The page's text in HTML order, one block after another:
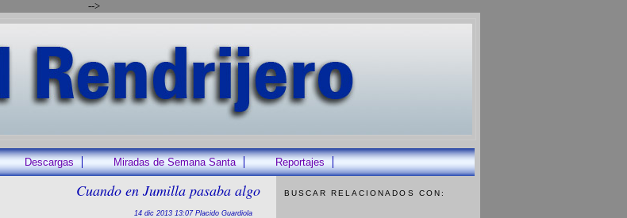
-->
Descargas Miradas de Semana Santa Reportajes
Cuando en Jumilla pasaba algo
14 dic 2013 13:07 Placido Guardiola
BUSCAR RELACIONADOS CON: